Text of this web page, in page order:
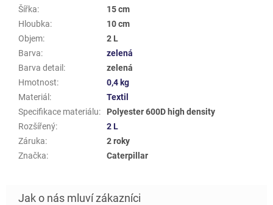
Šířka:
15 cm
Hloubka:
10 cm
Objem:
2 L
Barva:
zelená
Barva detail :
zelená
Hmotnost:
0,4 kg
Materiál :
Textil
Specifikace materiálu:
Polyester 600D high density
Rozšířený:
2 L
Záruka:
2 roky
Značka: Caterpillar